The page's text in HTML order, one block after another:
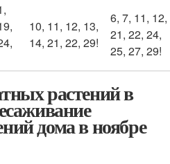
10, 11, 12, 13,
14, 21, 22, 29!
6, 7, 11, 12,
21, 22, 24,
25, 27, 29!
растений в
дома в ноябре